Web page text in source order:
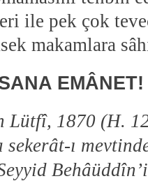
ile pek çok
makamlara
EMÂNET!
Lütfî, 1870 (H.
sekerât-ı